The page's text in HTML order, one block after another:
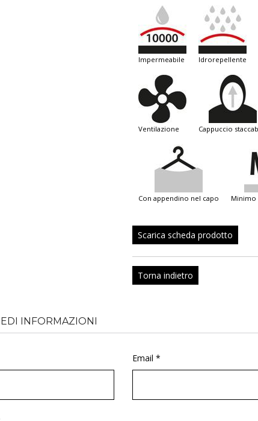
impermeabile idrorepellente
ventilazione cappuccio
con appendino nel capo
Scarica scheda prodotto
Torna indietro
INFORMAZIONI
Email *